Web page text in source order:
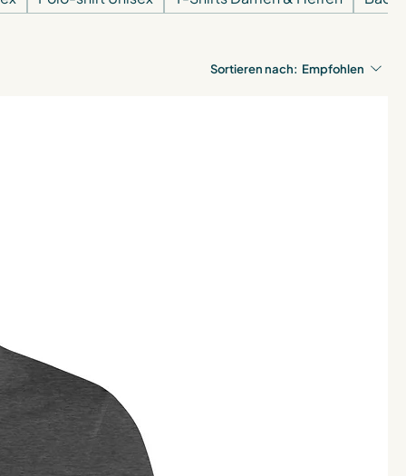
Sortieren nach: Empfohlen